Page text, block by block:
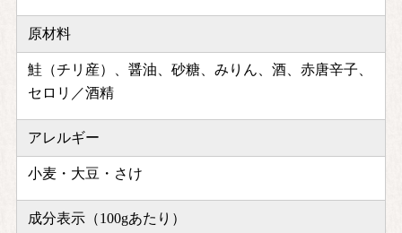
原材料
鮭（チリ産）、醤油、砂糖、みりん、酒、赤唐辛子、
セロリ／酒精
アレルギー
小麦・大豆・さけ
成分表示（100gあたり）